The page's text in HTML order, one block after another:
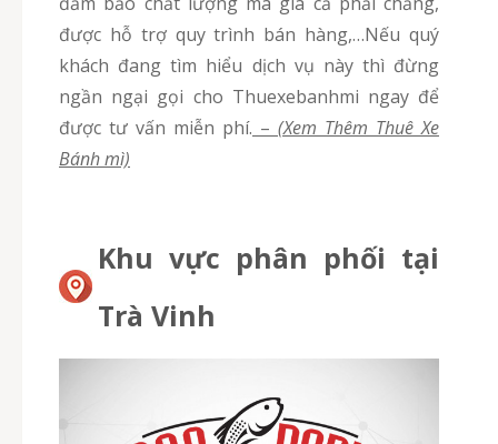
được hỗ trợ quy trình bán hàng,…Nếu quý
khách đang tìm hiểu dịch vụ này thì đừng
ngần ngại gọi cho Thuexebanhmi ngay để
được tư vấn miễn phí. – (Xem Thêm Thuê Xe
Bánh mì)
Khu vực phân phối tại
Trà Vinh